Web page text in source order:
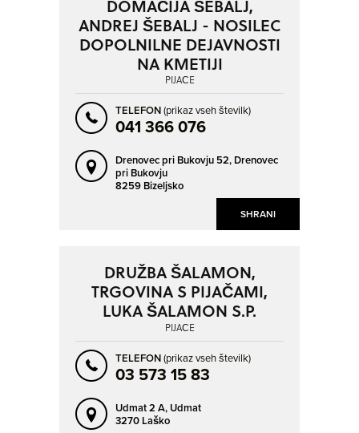
SHRANI
DOMAČIJA ŠEBALJ,
ANDREJ ŠEBALJ - NOSILEC
DOPOLNILNE DEJAVNOSTI
NA KMETIJI
PIJAČE
TELEFON(prikaz vseh številk)
041 366 076
Drenovec pri Bukovju 52, Drenovec
pri Bukovju
8259 Bizeljsko
DRUŽBA ŠALAMON,
TRGOVINA S PIJAČAMI,
LUKA ŠALAMON S.P.
PIJAČE
TELEFON(prikaz vseh številk)
03 573 15 83
Udmat 2 A, Udmat
3270 Laško